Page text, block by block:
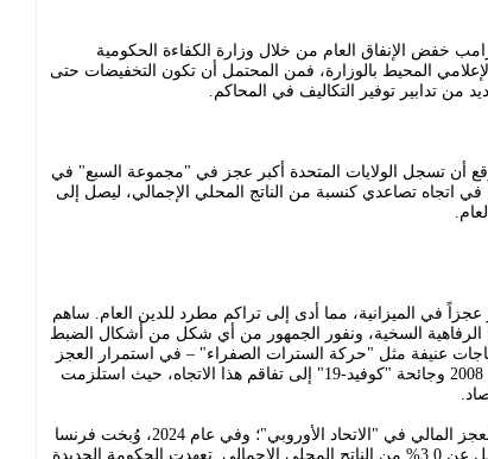
خفض الإنفاق العام من خلال وزارة الكفاءة الحكومية
المحيط بالوزارة، فمن المحتمل أن تكون التخفيضات حتى
من تدابير توفير التكاليف في المحاكم.
أن تسجل الولايات المتحدة أكبر عجز في "مجموعة السبع" في
في اتجاه تصاعدي كنسبة من الناتج المحلي الإجمالي، ليصل إلى
عجزاً في الميزانية، مما أدى إلى تراكم مطرد للدين العام. ساهم
الرفاهية السخية، ونفور الجمهور من أي شكل من أشكال الضبط
عنيفة مثل "حركة السترات الصفراء" – في استمرار العجز
المالي. أدت الأزمة المالية العالمية عام 2008 وجائحة "كوفيد-19" إلى تفاقم هذا الاتجاه، حيث استلزمت
لدى البلاد حالياً واحدة من أكبر حالات العجز المالي في "الاتحاد الأوروبي"؛ وفي عام 2024، وُبخت فرنسا
لخرقها قاعدة الاتحاد التي تُلزم بعجز يقل عن 3.0% من الناتج المحلي الإجمالي. تعهدت الحكومة الجديدة